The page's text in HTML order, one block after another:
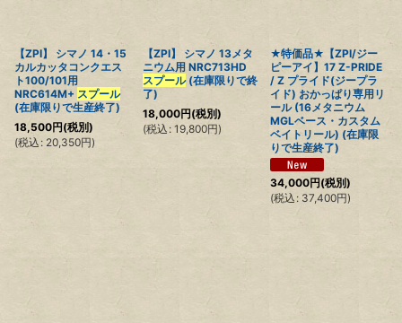
【ZPI】 シマノ 14・15
カルカッタコンクエス
ト100/101用
NRC614M+ スプール
(在庫限りで生産終了)
18,500円(税別)
(税込 : 20,350円)
【ZPI】 シマノ 13メタ
ニウム用 NRC713HD
スプール(在庫限りで終
了)
18,000円(税別)
(税込 : 19,800円)
★特価品★【ZPI/ジー
ピーアイ】17 Z-PRIDE
/ Z プライド(ジープラ
イド) おかっぱり専用リ
ール (16メタニウム
MGLベース・カスタム
ベイトリール) (在庫限
りで生産終了)
34,000円(税別)
(税込 : 37,400円)